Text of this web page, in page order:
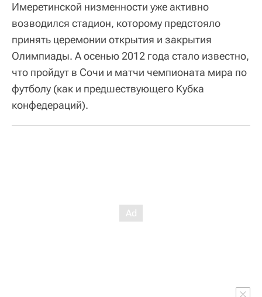
Имеретинской низменности уже активно
возводился стадион, которому предстояло
принять церемонии открытия и закрытия
Олимпиады. А осенью 2012 года стало известно,
что пройдут в Сочи и матчи чемпионата мира по
футболу (как и предшествующего Кубка
конфедераций).